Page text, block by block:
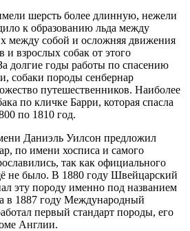
шерсть более длинную, нежели
к образованию льда между
между собой и осложняя движения
взрослых собак от этого
долгие годы работы по спасению
собаки породы сенбернар
путешественников. Наиболее
по кличке Барри, которая спасла
по 1810 год.
Даниэль Уилсон предложил
по имени хосписа и самого
так как официального
не было. В 1880 году Швейцарский
эту породу именно под названием
в 1887 году Международный
первый стандарт породы, его
Англии.